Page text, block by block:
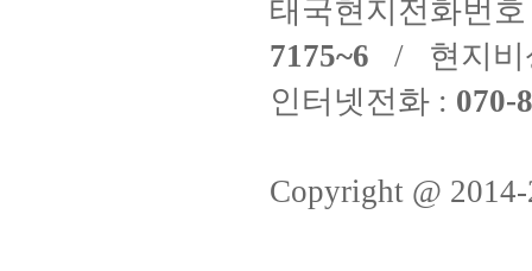
태국현지전화번
7175~6 / 현지비
인터넷전화 : 070-
Copyright @